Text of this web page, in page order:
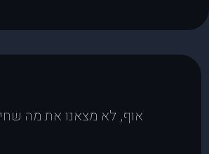
אוף, לא מצאנו את מה